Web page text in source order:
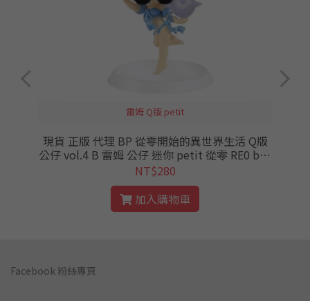
雷姆 Q版 petit
現貨 正版 代理 BP 從零開始的異世界生活 Q版
公仔 vol.4 B 雷姆 公仔 迷你 petit 從零 RE0 ban
presto
NT$280
加入購物車
Facebook 粉絲專頁